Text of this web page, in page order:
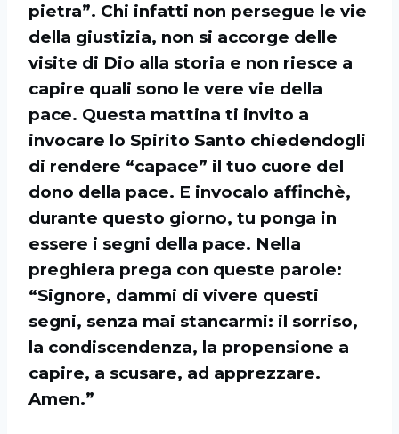
pietra”. Chi infatti non persegue le vie
della giustizia, non si accorge delle
visite di Dio alla storia e non riesce a
capire quali sono le vere vie della
pace. Questa mattina ti invito a
invocare lo Spirito Santo chiedendogli
di rendere “capace” il tuo cuore del
dono della pace. E invocalo affinchè,
durante questo giorno, tu ponga in
essere i segni della pace. Nella
preghiera prega con queste parole:
“Signore, dammi di vivere questi
segni, senza mai stancarmi: il sorriso,
la condiscendenza, la propensione a
capire, a scusare, ad apprezzare.
Amen.”